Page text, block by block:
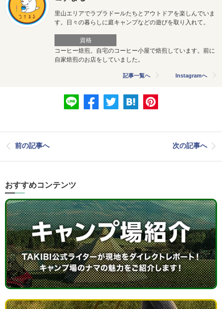
里山エリアでラブラドールたちとアウトドアを楽しんでいま
す。日々の暮らしに庭キャンプなどの遊びを取り入れて。
資格
コーヒー焙煎。自宅のコーヒー小屋で焙煎しています。前に
自家焙煎のお店をしていました。
記事一覧へ Instagramへ
前の記事へ 次の記事へ
おすすめコンテンツ